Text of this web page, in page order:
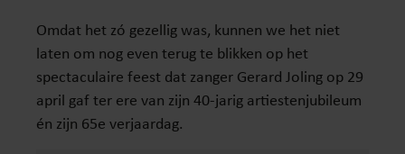
Omdat het zó gezellig was, kunnen we het niet
laten om nog even terug te blikken op het
spectaculaire feest dat zanger Gerard Joling op 29
april gaf ter ere van zijn 40-jarig artiestenjubileum
én zijn 65e verjaardag.